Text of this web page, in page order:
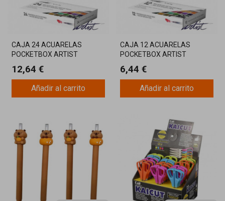
CAJA 24 ACUARELAS
POCKETBOX ARTIST
12,64 €
Añadir al carrito
CAJA 12 ACUARELAS
POCKETBOX ARTIST
6,44 €
Añadir al carrito